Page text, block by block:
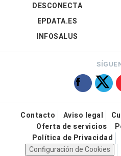
DESCONECTA
EPDATA.ES
INFOSALUS
Contacto Aviso legal
Oferta de servicios
Política de Privacidad
Configuración de Cookies